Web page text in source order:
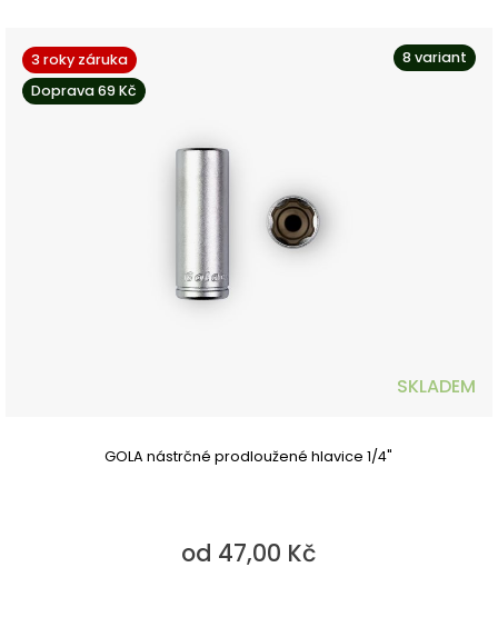
8 variant
3 roky záruka
Doprava 69 Kč
SKLADEM
GOLA nástrčné prodloužené hlavice 1/4"
od 47,00 Kč